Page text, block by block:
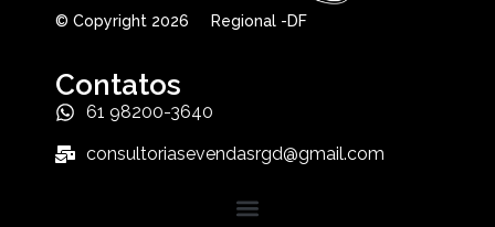
© Copyright 2026 Regional -DF
Contatos
61 98200-3640
consultoriasevendasrgd@gmail.com